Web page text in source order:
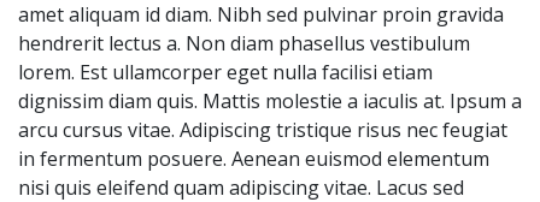
amet aliquam id diam. Nibh sed pulvinar proin gravida
hendrerit lectus a. Non diam phasellus vestibulum
lorem. Est ullamcorper eget nulla facilisi etiam
dignissim diam quis. Mattis molestie a iaculis at. Ipsum a
arcu cursus vitae. Adipiscing tristique risus nec feugiat
in fermentum posuere. Aenean euismod elementum
nisi quis eleifend quam adipiscing vitae. Lacus sed